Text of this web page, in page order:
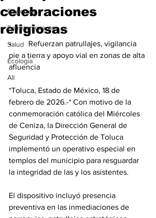
Deportes
Entretenimiento
Salud
Ecología
All
celebraciones
religiosas
•	Refuerzan patrullajes, vigilancia
pie a tierra y apoyo vial en zonas de alta
afluencia
*Toluca, Estado de México, 18 de
febrero de 2026.-* Con motivo de la
conmemoración católica del Miércoles
de Ceniza, la Dirección General de
Seguridad y Protección de Toluca
implementó un operativo especial en
templos del municipio para resguardar
la integridad de las y los asistentes.
El dispositivo incluyó presencia
preventiva en las inmediaciones de